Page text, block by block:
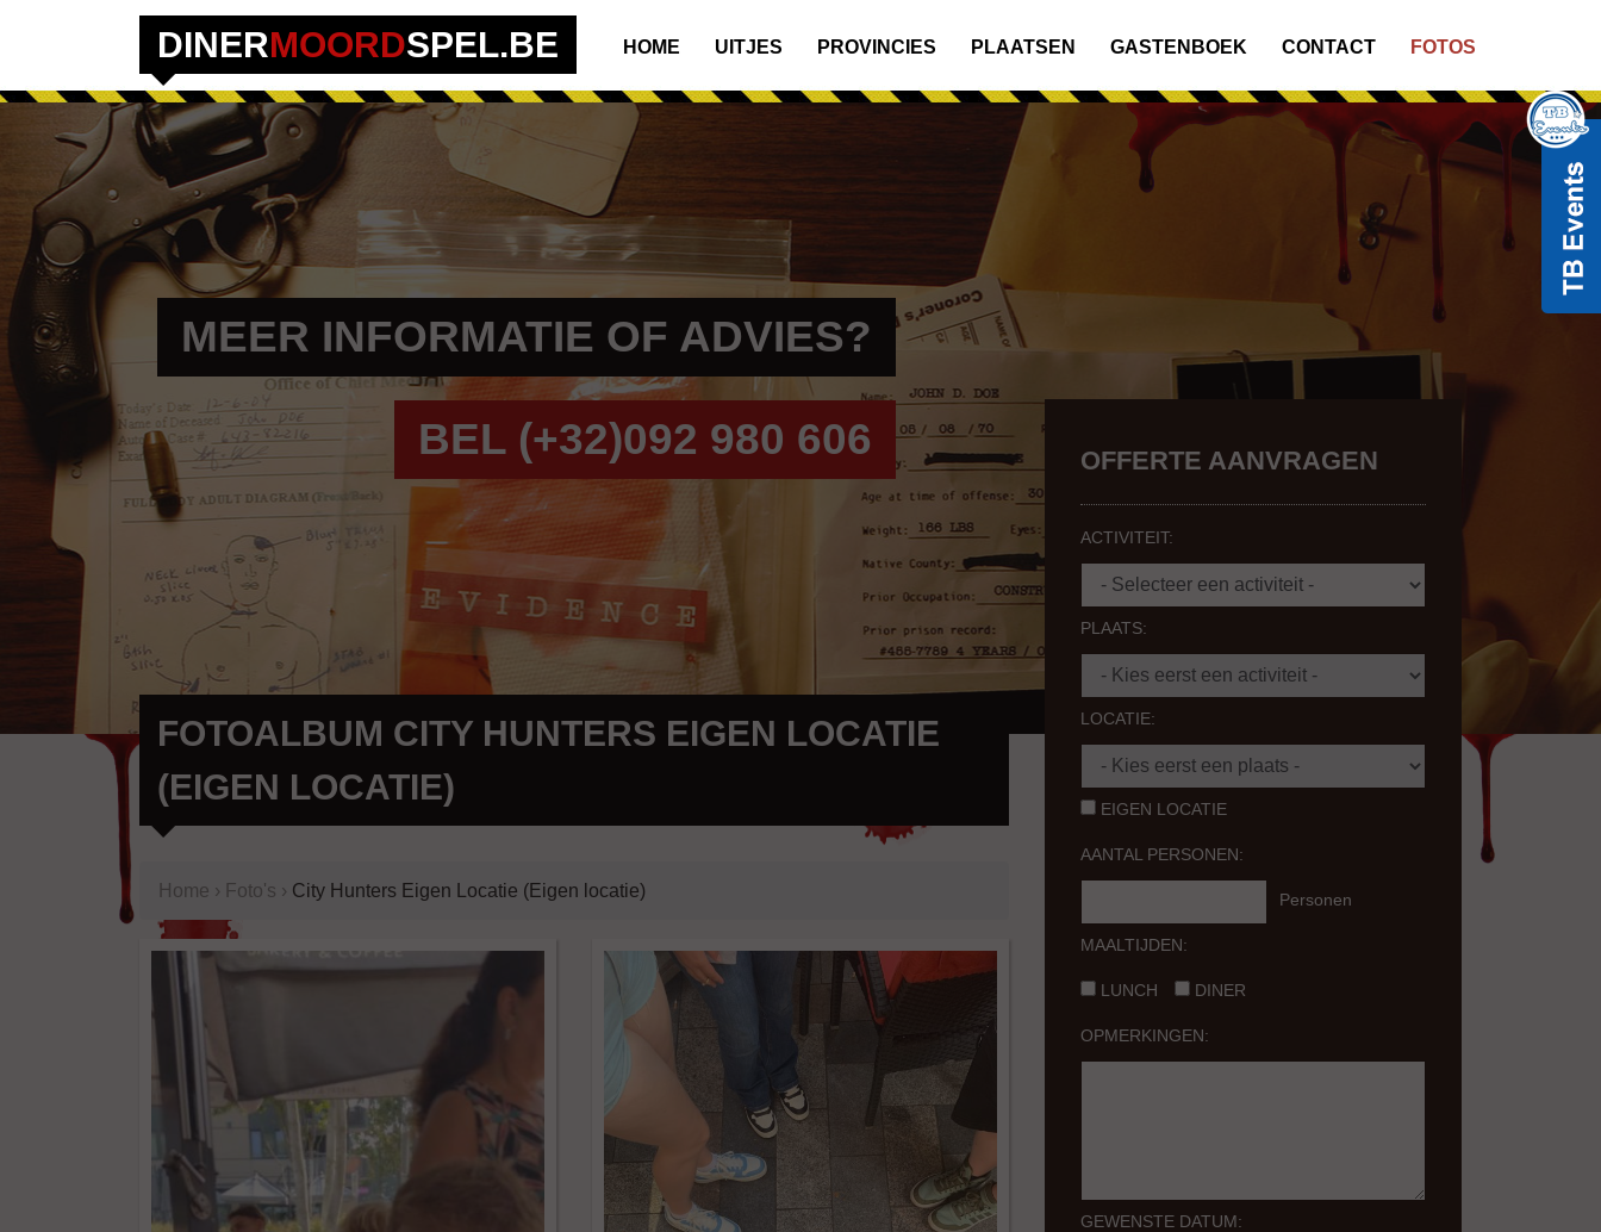
DINERMOORDSPEL.BE HOME UITJES PROVINCIES PLAATSEN GASTENBOEK CONTACT FOTOS
MEER INFORMATIE OF ADVIES?
BEL (+32)092 980 606
FOTOALBUM CITY HUNTERS EIGEN LOCATIE
(EIGEN LOCATIE)
Home › Foto's › City Hunters Eigen Locatie (Eigen locatie)
OFFERTE AANVRAGEN
ACTIVITEIT:
PLAATS:
LOCATIE:
EIGEN LOCATIE
AANTAL PERSONEN:
Personen
MAALTIJDEN:
LUNCH DINER
OPMERKINGEN:
GEWENSTE DATUM: